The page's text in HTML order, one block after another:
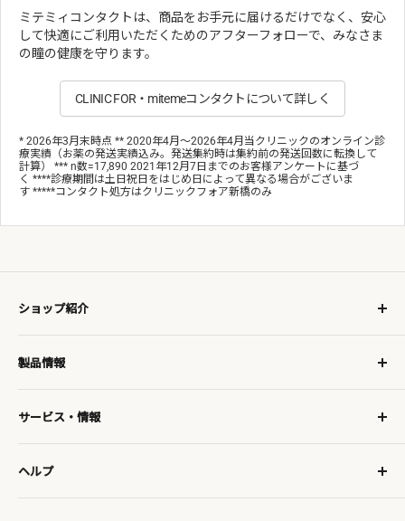
ミテミィコンタクトは、商品をお手元に届けるだけでなく、安心
して快適にご利用いただくためのアフターフォローで、みなさま
の瞳の健康を守ります。
CLINIC FOR・mitemeコンタクトについて詳しく
* 2026年3月末時点 ** 2020年4月～2026年4月当クリニックのオンライン診
療実績（お薬の発送実績込み。発送集約時は集約前の発送回数に転換して
計算） *** n数=17,890 2021年12月7日までのお客様アンケートに基づ
く ****診療期間は土日祝日をはじめ日によって異なる場合がございま
す *****コンタクト処方はクリニックフォア新橋のみ
ショップ紹介
オンラインでも安心を。
2回目以降10%OFF!!
3,000円(税込)以上で全国送料無料
ミテミィコンタクトについて
製品情報
レンズメーカーから探す
サービス・情報
記
お支払い・配送方法
ヘルプ